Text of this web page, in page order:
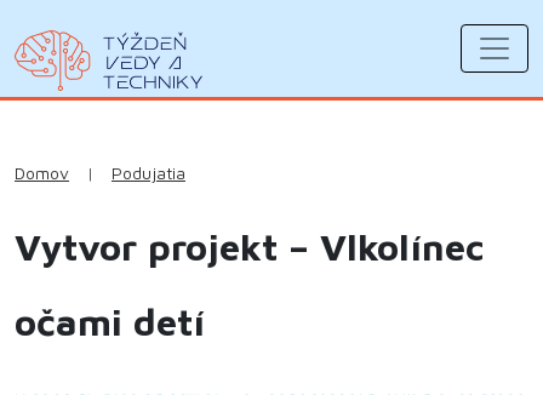
Domov | Podujatia
Vytvor projekt – Vlkolínec
očami detí